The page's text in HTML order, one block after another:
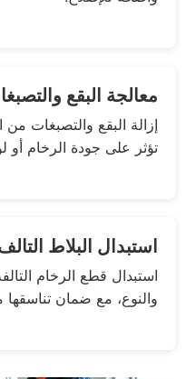
معالجة البقع
إزالة البقع والتصبغات من
تؤثر على جودة الرخام أو
استبدال البلاط
استبدال قطع الرخام
والنوع، مع ضمان تناسقها